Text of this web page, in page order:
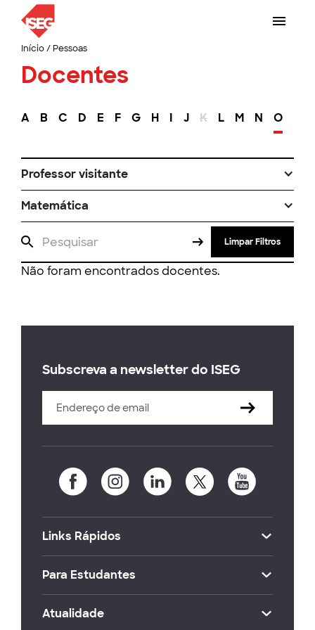
Início/ Pessoas
Docentes
A B C D E F G H I J K L M N O
Professor visitante
Matemática
Limpar Filtros
Não foram encontrados docentes.
Subscreva a newsletter do ISEG
Links Rápidos
Para Estudantes
Atualidade